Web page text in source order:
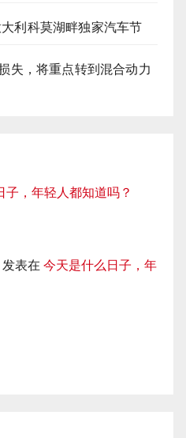
利科莫湖畔独家汽车节
失，将重点转到混合动力
子，年轻人都知道吗？
发表在 今天是什么日子，年